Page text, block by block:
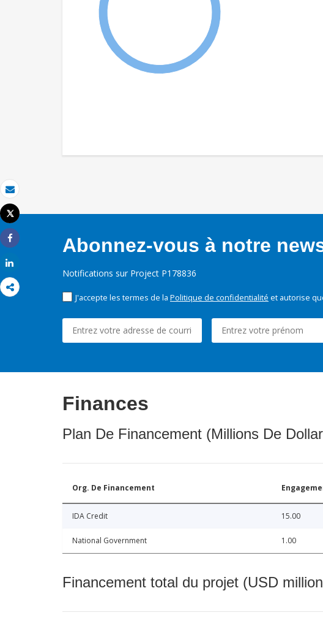
Email
Imprimer
Tweet
Share
Abonnez-vous à notre
Notifications sur Project P178836
J'accepte les termes de la Politique de confidentialité et autorise
Finances
Plan De Financement (Millions De
Org. De Financement
IDA Credit 15.00
National Government 1.00
Financement total du projet (USD